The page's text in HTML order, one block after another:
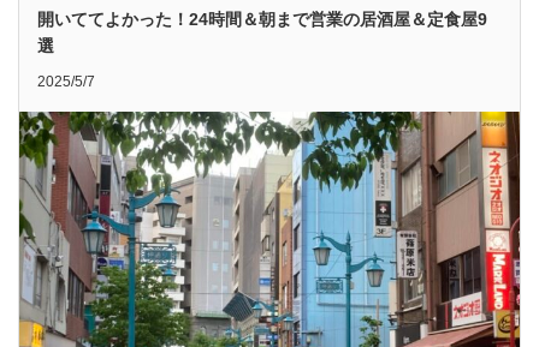
開いててよかった！24時間＆朝まで営業の居酒屋＆定食屋9
選
2025/5/7